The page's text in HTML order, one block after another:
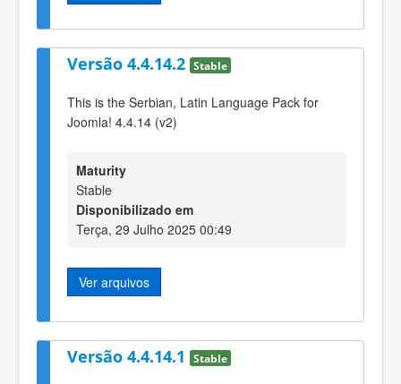
Versão 4.4.14.2 Stable
This is the Serbian, Latin Language Pack for
Joomla! 4.4.14 (v2)
Maturity
Stable
Disponibilizado em
Terça, 29 Julho 2025 00:49
Ver arquivos
Versão 4.4.14.1 Stable